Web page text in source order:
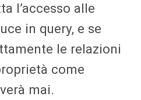
l’accesso alle
in query, e se
le relazioni
come
mai.